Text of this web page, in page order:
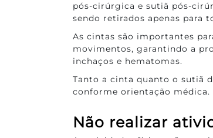
pós-cirúrgica e sutiã pós-
sendo retirados apenas para
As cintas são importantes
movimentos, garantindo a
inchaços e hematomas.
Tanto a cinta quanto o sutiã
conforme orientação médica.
Não realizar